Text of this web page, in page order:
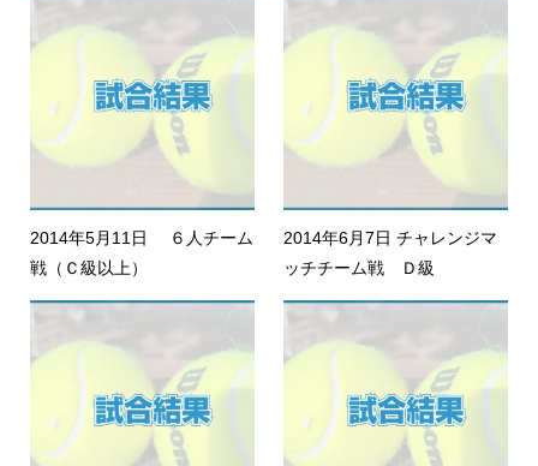
2014年5月11日 ６人チーム
戦（Ｃ級以上）
2014年6月7日 チャレンジマ
ッチチーム戦 Ｄ級